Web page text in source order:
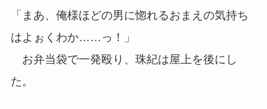
「まあ、俺様ほどの男に惚れるおまえの気持ち
はよぉくわか……っ！」
お弁当袋で一発殴り、珠紀は屋上を後にし
た。